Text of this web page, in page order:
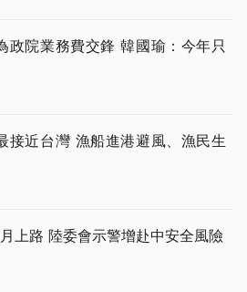
政院業務費交鋒 韓國瑜：今年只
接近台灣 漁船進港避風、漁民生
上路 陸委會示警增赴中安全風險